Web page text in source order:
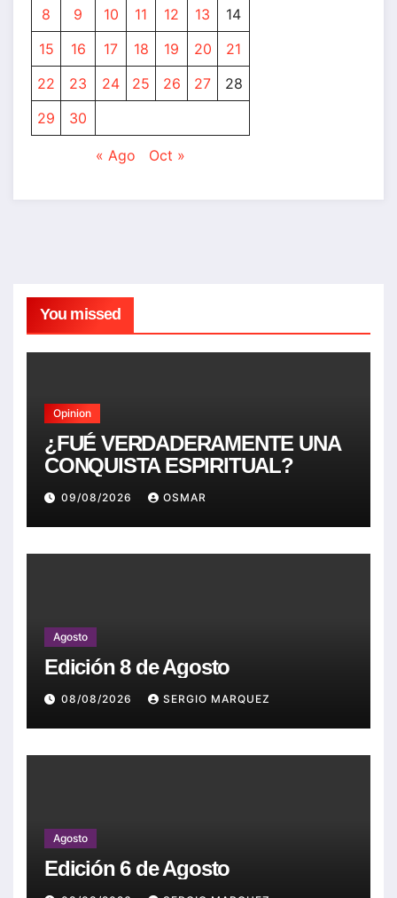
8
9 10 11 12 13
14
15
16 17 18 19 20
21
22
23 24 25 26 27
28
29
30
« Ago Oct »
You missed
Opinion
¿FUÉ VERDADERAMENTE UNA
CONQUISTA ESPIRITUAL?
09/08/2026 OSMAR
Agosto
Edición 8 de Agosto
08/08/2026 SERGIO MARQUEZ
Agosto
Edición 6 de Agosto